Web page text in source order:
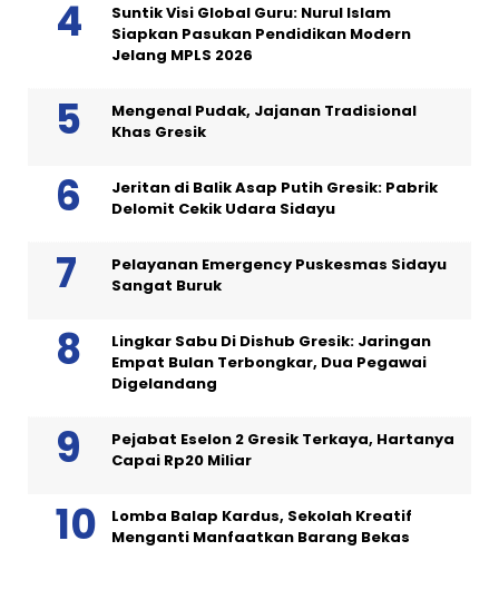
Suntik Visi Global Guru: Nurul Islam
Siapkan Pasukan Pendidikan Modern
Jelang MPLS 2026
Mengenal Pudak, Jajanan Tradisional
Khas Gresik
Jeritan di Balik Asap Putih Gresik: Pabrik
Delomit Cekik Udara Sidayu
Pelayanan Emergency Puskesmas Sidayu
Sangat Buruk
Lingkar Sabu Di Dishub Gresik: Jaringan
Empat Bulan Terbongkar, Dua Pegawai
Digelandang
Pejabat Eselon 2 Gresik Terkaya, Hartanya
Capai Rp20 Miliar
Lomba Balap Kardus, Sekolah Kreatif
Menganti Manfaatkan Barang Bekas